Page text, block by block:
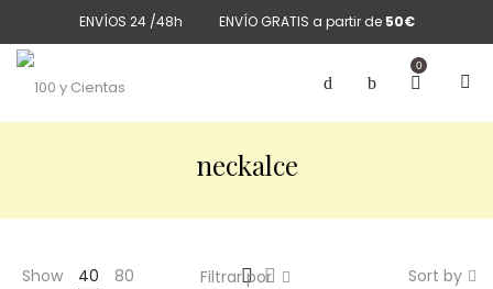
ENVÍOS 24 /48h ENVÍO GRATIS a partir de 50€
0
neckalce
Show 40 80 Sort by
Filtrar por